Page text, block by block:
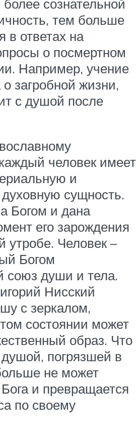
сознательной
тем больше
в ответах на
о посмертном
Например, учение
загробной жизни,
с душой после
человек имеет
и
сущность.
Богом и дана
его зарождения
утробе. Человек –
Богом
союз души и тела.
Нисский
с зеркалом,
состоянии может
образ. Что
погрязшей в
не может
и превращается
по своему